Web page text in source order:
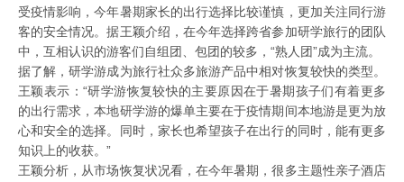
受疫情影响，今年暑期家长的出行选择比较谨慎，更加关注同行游
客的安全情况。据王颖介绍，在今年选择跨省参加研学旅行的团队
中，互相认识的游客们自组团、包团的较多，“熟人团”成为主流。
据了解，研学游成为旅行社众多旅游产品中相对恢复较快的类型。
王颖表示：“研学游恢复较快的主要原因在于暑期孩子们有着更多
的出行需求，本地研学游的爆单主要在于疫情期间本地游是更为放
心和安全的选择。同时，家长也希望孩子在出行的同时，能有更多
知识上的收获。”
王颖分析，从市场恢复状况看，在今年暑期，很多主题性亲子酒店